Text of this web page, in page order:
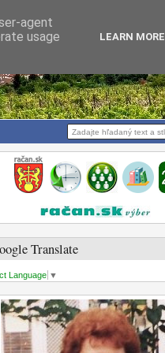
Translate
Language ▼
agent
usage
LEARN MORE